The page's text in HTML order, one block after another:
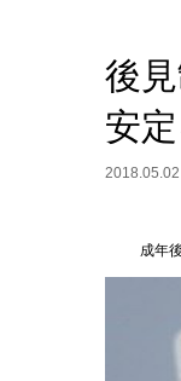
後
安
2018.05.02
成年